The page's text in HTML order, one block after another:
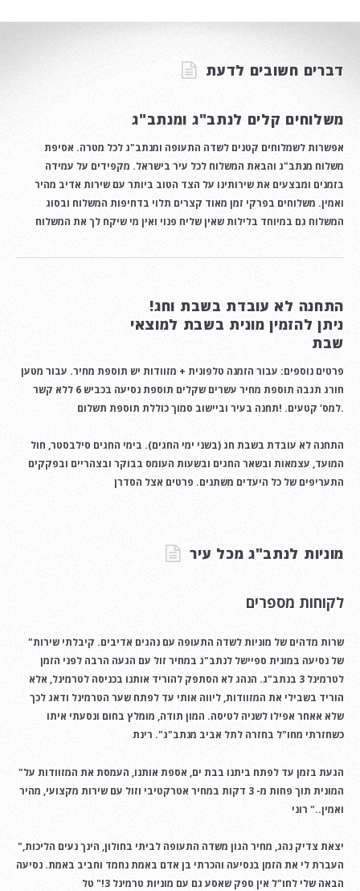
דברים חשובים לדעת
משלוחים קלים לנתב"ג ומנתב"ג
אפשרות לשמלוחים קטנים לשדה התעופה ומנתב"ג לכל מטרה. אסיפת
משלוח מנתב"ג והבאת המשלוח לכל עיר בישראל. מקפידים על עמידה
בזמנים ומבצעים את שירותינו על הצד הטוב ביותר עם שירות אדיב מהיר
ואמין. משלוחים בפרקי זמן מאוד קצרים תלוי בדחיפות המשלוח ובסוג
המשלוח גם במיוחד בלילות שאין שליח פנוי ואין מי שיקח לך את המשלוח
התחנה לא עובדת בשבת וחג!
ניתן להזמין מונית בשבת למוצאי
שבת
פרטים נוספים: עבור הזמנה טלפונית + מזוודות יש תוספת מחיר. עבור מטען
חורג תגבה תוספת מחיר עשרים שקלים תוספת נסיעה בכביש 6 ללא קשר
למס' קטעים. !תחנה בעיר וביישוב סמוך כוללת תוספת תשלום.
התחנה לא עובדת בשבת חג (בשני ימי החגים). בימי החגים סילבסטר, חול
המועד, עצמאות ובשאר החגים ובשעות העומס בבוקר ובצהריים ובפקקים
התעריפים של כל היעדים משתנים. פרטים אצל הסדרן
מוניות לנתב"ג מכל עיר
לקוחות מספרים
"שרות מדהים של מוניות לשדה התעופה עם נהגים אדיבים. קיבלתי שירות
של נסיעה במונית ספיישל לנתב"ג במחיר זול עם הגעה הרבה לפני הזמן
לטרמינל 3 בנתב"ג. הנהג לא הסתפק להוריד אותנו בכניסה לטרמינל, אלא
הוריד בשבילי את המזוודות, ליווה אותי עד לפתח שער הטרמינל ודאג לכך
שלא אאחר אפילו לשניה לטיסה. המון תודה, מומלץ בחום ונסעתי איתו
כשחזרתי מחו"ל בחזרה לתל אביב מנתב"ג". רינת
"הגעת בזמן עד לפתח ביתנו בבת ים, אספת אותנו, העמסת את המזוודות על
המונית תוך פחות מ- 3 דקות במחיר אטרקטיבי וזול עם שירות מקצועי, מהיר
ואמין.." רוני
"יצאת צדיק נהג, מחיר הגון משדה התעופה לביתי בחולון, הינך נעים הליכות,
העברת לי את הזמן בנסיעה והכרתי בן אדם באמת נחמד וחביב באמת. נסיעה
הבאה שלי לחו"ל אין ספק שאסע גם עם מוניות טרמינל 3!" טל